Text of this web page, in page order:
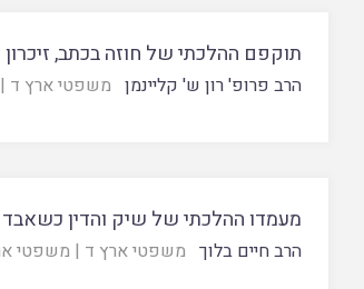
תוקפם ההלכתי של חוזה בכתב, זיכרון
הרב פרופ' רון ש' קליינמן משפטי ארץ ד |
מעמדו ההלכתי של שיק והדין כשאבד
הרב חיים בלוך משפטי ארץ ד | משפטי